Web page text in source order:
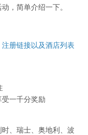
，简单介绍一下。
注册链接以及酒店列表
一千分奖励
、瑞士、奥地利、波